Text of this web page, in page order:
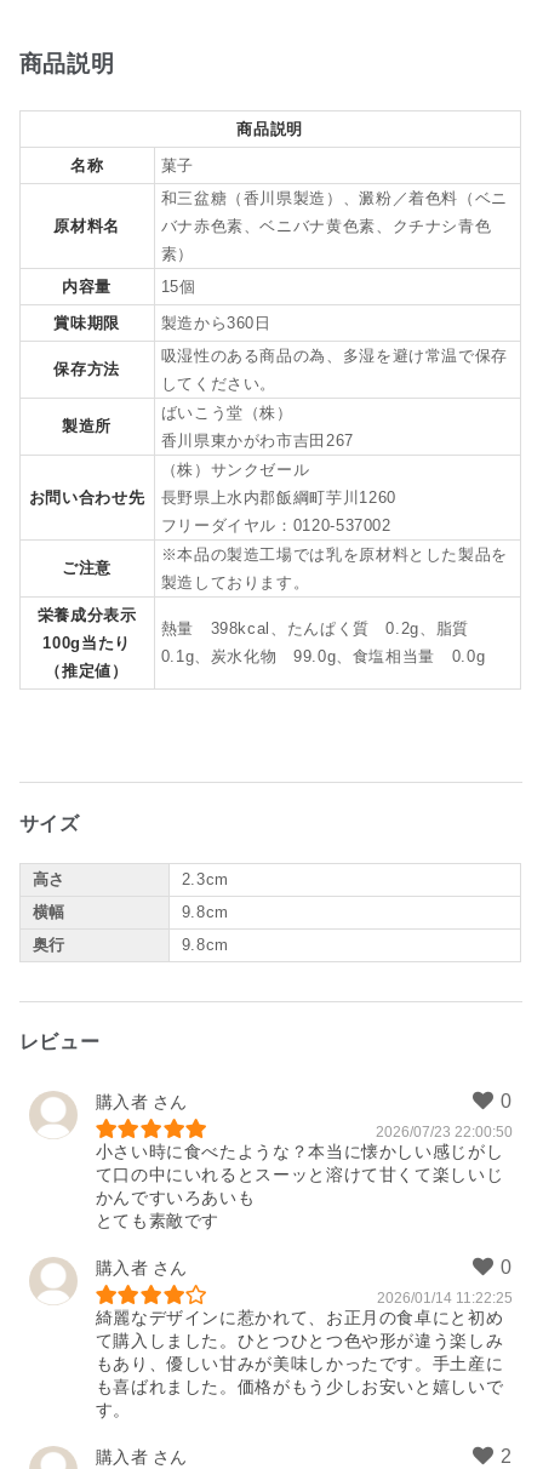
商品説明
商品説明
名称
菓子
原材料名
和三盆糖（香川県製造）、澱粉／着色料（ベニ
バナ赤色素、ベニバナ黄色素、クチナシ青色
素）
内容量
15個
賞味期限
製造から360日
保存方法
吸湿性のある商品の為、多湿を避け常温で保存
してください。
製造所
ばいこう堂（株）
香川県東かがわ市吉田267
お問い合わせ先
（株）サンクゼール
長野県上水内郡飯綱町芋川1260
フリーダイヤル：0120-537002
ご注意
※本品の製造工場では乳を原材料とした製品を
製造しております。
栄養成分表示
100g当たり
（推定値）
熱量 398kcal、たんぱく質 0.2g、脂質
0.1g、炭水化物 99.0g、食塩相当量 0.0g
サイズ
高さ
2.3cm
横幅
9.8cm
奥行
9.8cm
レビュー
購入者
2026/07/23 22:00:50
小さい時に食べたような？本当に懐かしい感じがし
て口の中にいれるとスーッと溶けて甘くて楽しいじ
かんですいろあいも
とても素敵です
購入者
2026/01/14 11:22:25
綺麗なデザインに惹かれて、お正月の食卓にと初め
て購入しました。ひとつひとつ色や形が違う楽しみ
もあり、優しい甘みが美味しかったです。手土産に
も喜ばれました。価格がもう少しお安いと嬉しいで
す。
購入者